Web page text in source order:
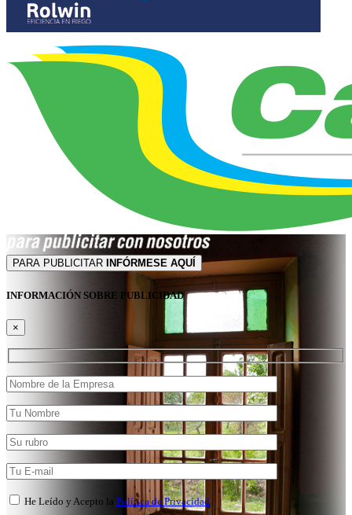
PARA PUBLICITAR INFÓRMESE AQUÍ
INFORMACIÓN SOBRE PUBLICIDAD
×
He Leído y Acepto la Política de Privacidad